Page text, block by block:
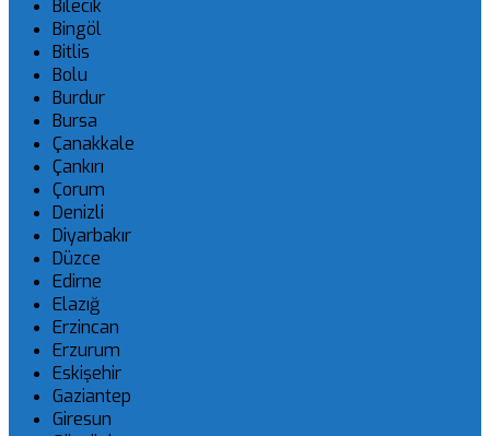
Bilecik
Bingöl
Bitlis
Bolu
Burdur
Bursa
Çanakkale
Çankırı
Çorum
Denizli
Diyarbakır
Düzce
Edirne
Elazığ
Erzincan
Erzurum
Eskişehir
Gaziantep
Giresun